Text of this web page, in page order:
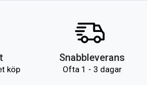
köp
Snabbleverans
Ofta 1 - 3 dagar